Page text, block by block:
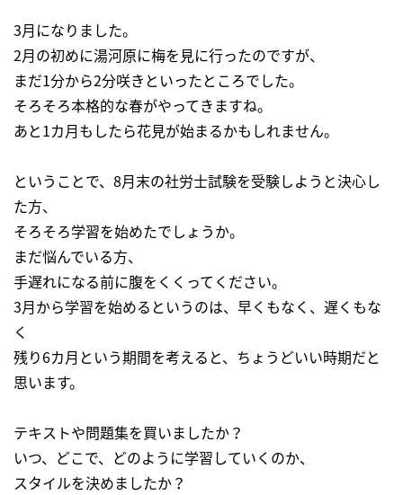
3月になりました。
2月の初めに湯河原に梅を見に行ったのですが、
まだ1分から2分咲きといったところでした。
そろそろ本格的な春がやってきますね。
あと1カ月もしたら花見が始まるかもしれません。
ということで、8月末の社労士試験を受験しようと決心し
た方、
そろそろ学習を始めたでしょうか。
まだ悩んでいる方、
手遅れになる前に腹をくくってください。
3月から学習を始めるというのは、早くもなく、遅くもな
く
残り6カ月という期間を考えると、ちょうどいい時期だと
思います。
テキストや問題集を買いましたか？
いつ、どこで、どのように学習していくのか、
スタイルを決めましたか？